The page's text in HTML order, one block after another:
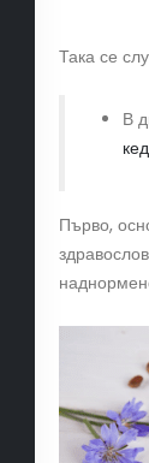
Така се
В
Първо,